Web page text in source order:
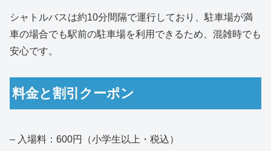
シャトルバスは約10分間隔で運行しており、駐車場が満
車の場合でも駅前の駐車場を利用できるため、混雑時でも
安心です。
料金と割引クーポン
– 入場料：600円（小学生以上・税込）